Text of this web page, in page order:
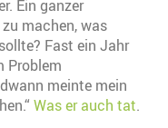
Ein ganzer
machen, was
Fast ein Jahr
Problem
meinte mein
Was er auch tat.